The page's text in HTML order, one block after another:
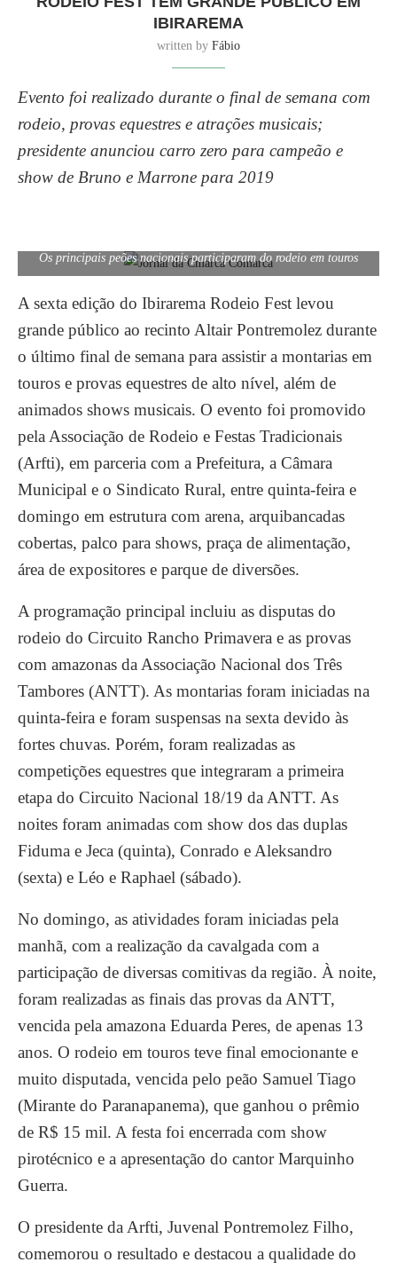
IBIRAREMA
written by Fábio
Evento foi realizado durante o final de semana com
rodeio, provas equestres e atrações musicais;
presidente anunciou carro zero para campeão e
show de Bruno e Marrone para 2019
Os principais peões nacionais participaram do rodeio em touros
A sexta edição do Ibirarema Rodeio Fest levou
grande público ao recinto Altair Pontremolez durante
o último final de semana para assistir a montarias em
touros e provas equestres de alto nível, além de
animados shows musicais. O evento foi promovido
pela Associação de Rodeio e Festas Tradicionais
(Arfti), em parceria com a Prefeitura, a Câmara
Municipal e o Sindicato Rural, entre quinta-feira e
domingo em estrutura com arena, arquibancadas
cobertas, palco para shows, praça de alimentação,
área de expositores e parque de diversões.
A programação principal incluiu as disputas do
rodeio do Circuito Rancho Primavera e as provas
com amazonas da Associação Nacional dos Três
Tambores (ANTT). As montarias foram iniciadas na
quinta-feira e foram suspensas na sexta devido às
fortes chuvas. Porém, foram realizadas as
competições equestres que integraram a primeira
etapa do Circuito Nacional 18/19 da ANTT. As
noites foram animadas com show dos das duplas
Fiduma e Jeca (quinta), Conrado e Aleksandro
(sexta) e Léo e Raphael (sábado).
No domingo, as atividades foram iniciadas pela
manhã, com a realização da cavalgada com a
participação de diversas comitivas da região. À noite,
foram realizadas as finais das provas da ANTT,
vencida pela amazona Eduarda Peres, de apenas 13
anos. O rodeio em touros teve final emocionante e
muito disputada, vencida pelo peão Samuel Tiago
(Mirante do Paranapanema), que ganhou o prêmio
de R$ 15 mil. A festa foi encerrada com show
pirotécnico e a apresentação do cantor Marquinho
Guerra.
O presidente da Arfti, Juvenal Pontremolez Filho,
comemorou o resultado e destacou a qualidade do